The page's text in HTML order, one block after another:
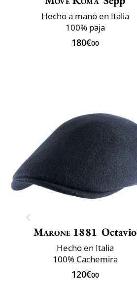
Hecho a mano en Italia
100% paja
180€00
Marone 1881 Octavio
Hecho en Italia
100% Cachemira
120€00